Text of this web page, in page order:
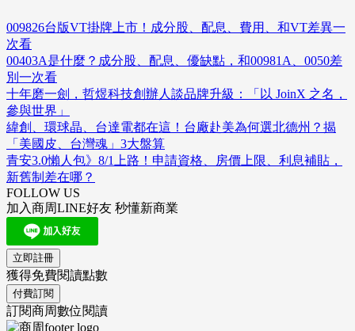
009826台版VT掛牌上市！成分股、配息、費用、和VT差異一
次看
00403A是什麼？成分股、配息、優缺點，和00981A、0050差
別一次看
十年磨一劍，哲煜科技創辦人談品牌升級：「以 JoinX 之名，
參與世界」
緯創、環球晶、台達電都在這！台廠赴美為何選北德州？揭
「美國皮、台灣魂」3大盤算
青安3.0懶人包》8/1上路！申請資格、房價上限、利息補貼，
新舊制差在哪？
FOLLOW US
加入商周LINE好友 秒懂新商業
立即註冊
獲得免費閱讀點數
付費訂閱
訂閱商周數位閱讀